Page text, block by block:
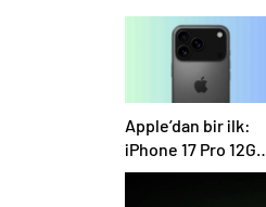
Apple’dan bir ilk:
iPhone 17 Pro 12GB
RAM ile gelecek